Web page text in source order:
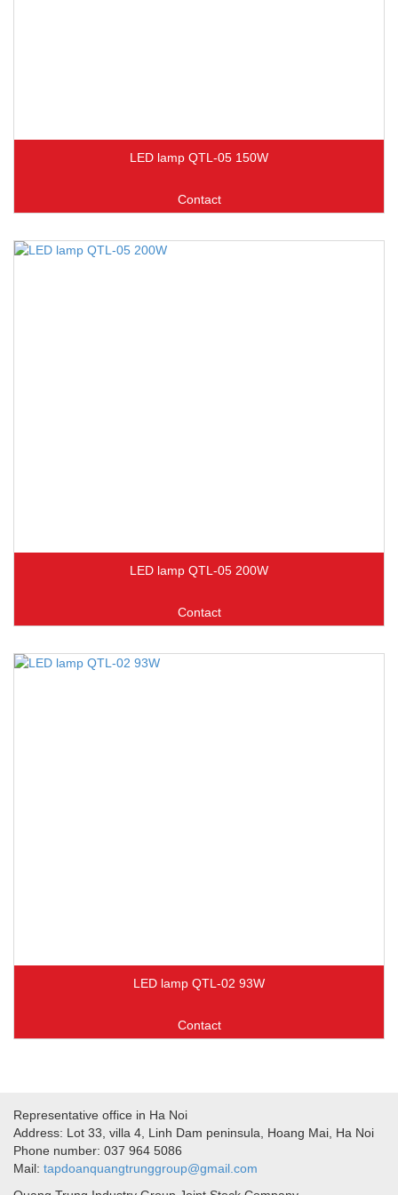
LED lamp QTL-05 150W
Contact
LED lamp QTL-05 200W
Contact
LED lamp QTL-02 93W
Contact
Representative office in Ha Noi
Address: Lot 33, villa 4, Linh Dam peninsula, Hoang Mai, Ha Noi
Phone number: 037 964 5086
Mail: tapdoanquangtrunggroup@gmail.com